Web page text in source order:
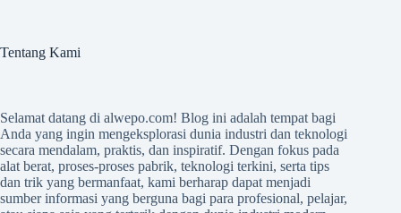
Tentang Kami
Selamat datang di alwepo.com! Blog ini adalah tempat bagi
Anda yang ingin mengeksplorasi dunia industri dan teknologi
secara mendalam, praktis, dan inspiratif. Dengan fokus pada
alat berat, proses-proses pabrik, teknologi terkini, serta tips
dan trik yang bermanfaat, kami berharap dapat menjadi
sumber informasi yang berguna bagi para profesional, pelajar,